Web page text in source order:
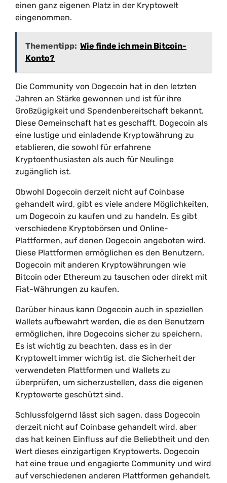
einen ganz eigenen Platz in der Kryptowelt
eingenommen.
Thementipp: Wie finde ich mein Bitcoin-
Konto?
Die Community von Dogecoin hat in den letzten
Jahren an Stärke gewonnen und ist für ihre
Großzügigkeit und Spendenbereitschaft bekannt.
Diese Gemeinschaft hat es geschafft, Dogecoin als
eine lustige und einladende Kryptowährung zu
etablieren, die sowohl für erfahrene
Kryptoenthusiasten als auch für Neulinge
zugänglich ist.
Obwohl Dogecoin derzeit nicht auf Coinbase
gehandelt wird, gibt es viele andere Möglichkeiten,
um Dogecoin zu kaufen und zu handeln. Es gibt
verschiedene Kryptobörsen und Online-
Plattformen, auf denen Dogecoin angeboten wird.
Diese Plattformen ermöglichen es den Benutzern,
Dogecoin mit anderen Kryptowährungen wie
Bitcoin oder Ethereum zu tauschen oder direkt mit
Fiat-Währungen zu kaufen.
Darüber hinaus kann Dogecoin auch in speziellen
Wallets aufbewahrt werden, die es den Benutzern
ermöglichen, ihre Dogecoins sicher zu speichern.
Es ist wichtig zu beachten, dass es in der
Kryptowelt immer wichtig ist, die Sicherheit der
verwendeten Plattformen und Wallets zu
überprüfen, um sicherzustellen, dass die eigenen
Kryptowerte geschützt sind.
Schlussfolgernd lässt sich sagen, dass Dogecoin
derzeit nicht auf Coinbase gehandelt wird, aber
das hat keinen Einfluss auf die Beliebtheit und den
Wert dieses einzigartigen Kryptowerts. Dogecoin
hat eine treue und engagierte Community und wird
auf verschiedenen anderen Plattformen gehandelt.